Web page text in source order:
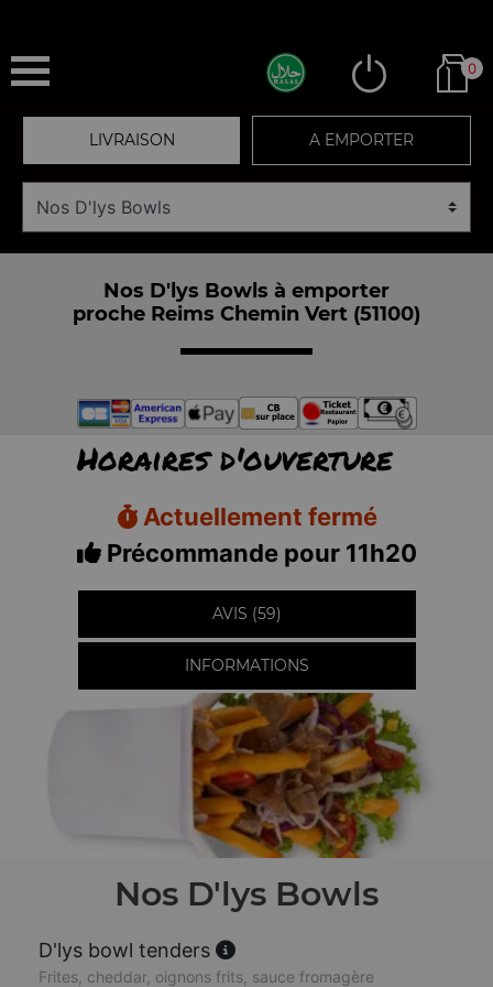
0
LIVRAISON A EMPORTER
Nos D'lys Bowls à emporter
proche Reims Chemin Vert (51100)
Horaires d'ouverture
Actuellement fermé
Précommande pour 11h20
AVIS (59)
INFORMATIONS
Nos D'lys Bowls
D'lys bowl tenders
Frites, cheddar, oignons frits, sauce fromagère